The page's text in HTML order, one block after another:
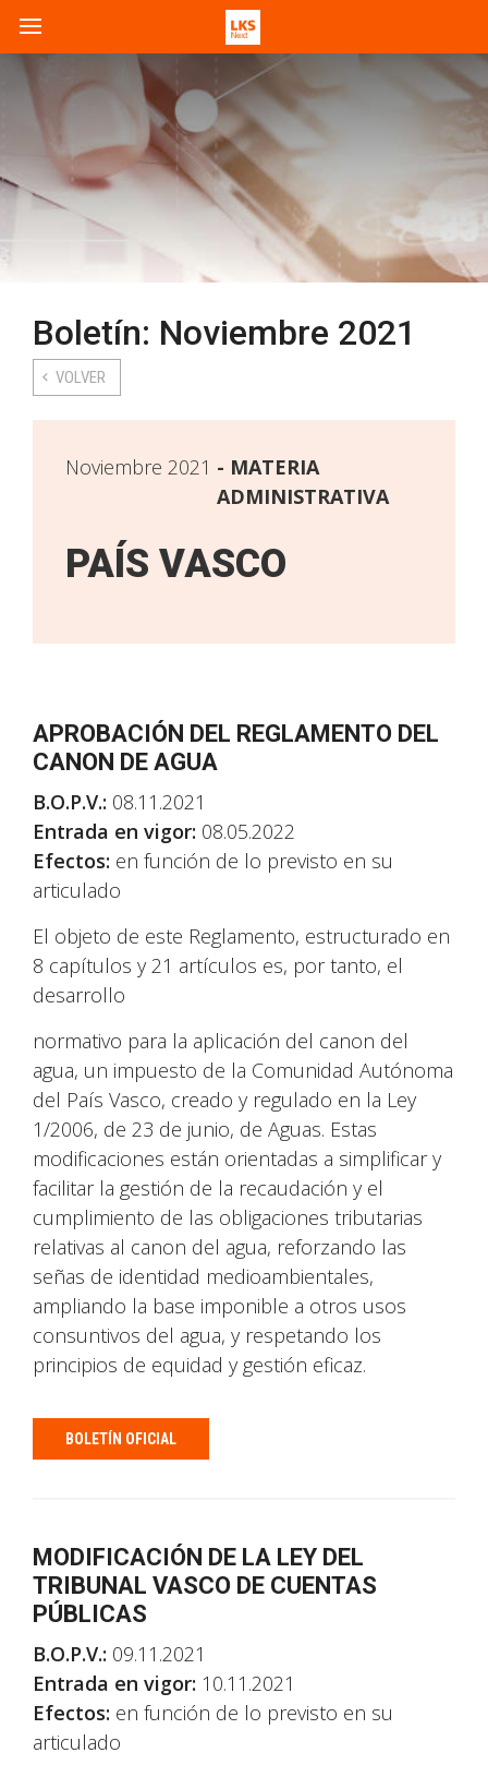
Boletín: Noviembre 2021
VOLVER
Noviembre 2021
MATERIA
ADMINISTRATIVA
PAÍS VASCO
APROBACIÓN DEL REGLAMENTO DEL
CANON DE AGUA
B.O.P.V.: 08.11.2021
Entrada en vigor: 08.05.2022
Efectos: en función de lo previsto en su
articulado
El objeto de este Reglamento, estructurado en
8 capítulos y 21 artículos es, por tanto, el
desarrollo
normativo para la aplicación del canon del
agua, un impuesto de la Comunidad Autónoma
del País Vasco, creado y regulado en la Ley
1/2006, de 23 de junio, de Aguas. Estas
modificaciones están orientadas a simplificar y
facilitar la gestión de la recaudación y el
cumplimiento de las obligaciones tributarias
relativas al canon del agua, reforzando las
señas de identidad medioambientales,
ampliando la base imponible a otros usos
consuntivos del agua, y respetando los
principios de equidad y gestión eficaz.
BOLETÍN OFICIAL
MODIFICACIÓN DE LA LEY DEL
TRIBUNAL VASCO DE CUENTAS
PÚBLICAS
B.O.P.V.: 09.11.2021
Entrada en vigor: 10.11.2021
Efectos: en función de lo previsto en su
articulado